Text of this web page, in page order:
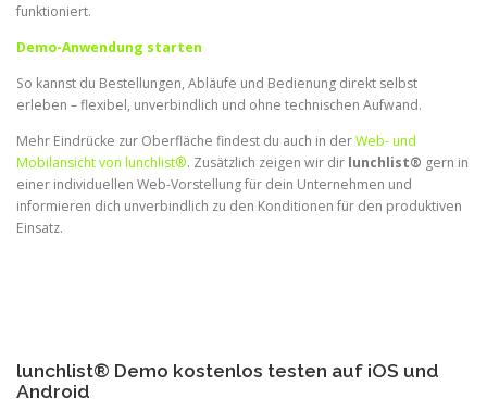
funktioniert.
Demo-Anwendung starten
So kannst du Bestellungen, Abläufe und Bedienung direkt selbst
erleben – flexibel, unverbindlich und ohne technischen Aufwand.
Mehr Eindrücke zur Oberfläche findest du auch in derWeb- und
Mobilansicht von lunchlist®. Zusätzlich zeigen wir dir lunchlist® gern in
einer individuellen Web-Vorstellung für dein Unternehmen und
informieren dich unverbindlich zu den Konditionen für den produktiven
Einsatz.
lunchlist® Demo kostenlos testen auf iOS und
Android